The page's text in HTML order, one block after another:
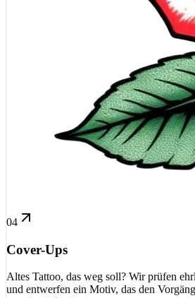
04
Cover-Ups
Altes Tattoo, das weg soll? Wir prüfen
und entwerfen ein Motiv, das den